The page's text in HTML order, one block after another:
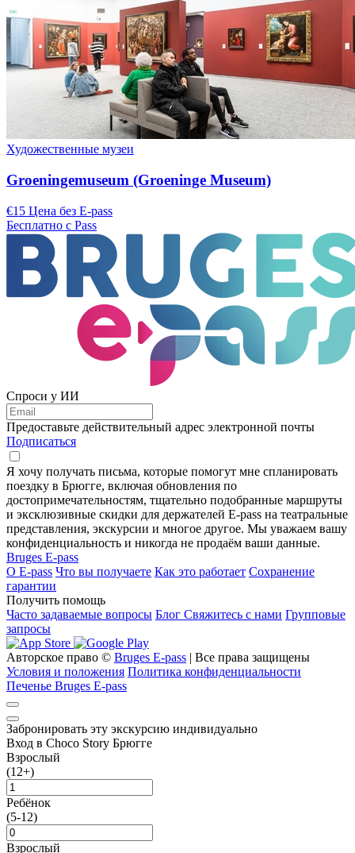
Художественные музеи
Groeningemuseum (Groeninge Museum)
€15 Цена без E-pass
Бесплатно с Pass
Спроси у ИИ
Предоставьте действительный адрес электронной почты
Подписаться
Я хочу получать письма, которые помогут мне спланировать
поездку в Брюгге, включая обновления по
достопримечательностям, тщательно подобранные маршруты
и эксклюзивные скидки для держателей E-pass на театральные
представления, экскурсии и многое другое. Мы уважаем вашу
конфиденциальность и никогда не продаём ваши данные.
Bruges E-pass
О E-pass Что вы получаете Как это работает Сохранение
гарантии
Получить помощь
Часто задаваемые вопросы Блог Свяжитесь с нами Групповые
запросы
Авторское право © Bruges E-pass | Все права защищены
Условия и положения Политика конфиденциальности
Печенье Bruges E-pass
Забронировать эту экскурсию индивидуально
Вход в Choco Story Брюгге
Взрослый
(12+)
Ребёнок
(5-12)
Взрослый